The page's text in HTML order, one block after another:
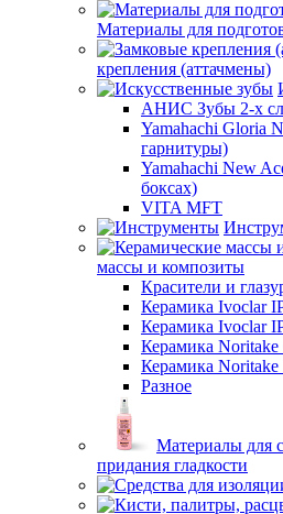
Материалы для
крепления (аттачмены)
АНИС Зубы 2-х
Yamahachi Gloria
гарнитуры)
Yamahachi New
боксах)
VITA MFT
массы и композиты
Красители и
Керамика Ivoclar
Керамика Ivoclar
Керамика Noritake
Керамика
Разное
Материалы для
придания гладкости